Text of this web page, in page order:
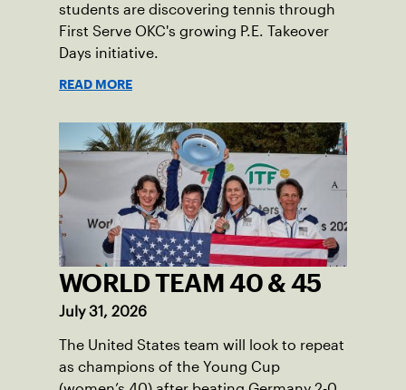
students are discovering tennis through
First Serve OKC's growing P.E. Takeover
Days initiative.
READ MORE
WORLD TEAM 40 & 45
July 31, 2026
The United States team will look to repeat
as champions of the Young Cup